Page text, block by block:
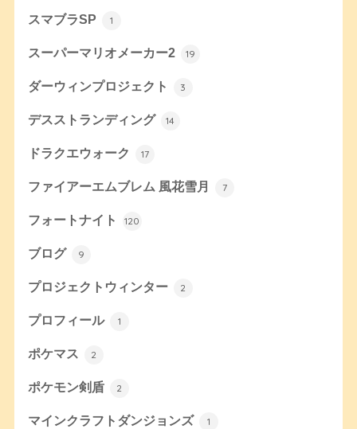
スマブラSP 1
スーパーマリオメーカー2 19
ダーウィンプロジェクト 3
デスストランディング 14
ドラクエウォーク 17
ファイアーエムブレム 風花雪月 7
フォートナイト 120
ブログ 9
プロジェクトウィンター 2
プロフィール 1
ポケマス 2
ポケモン剣盾 2
マインクラフトダンジョンズ 1